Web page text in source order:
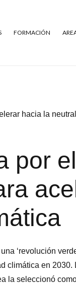
FORMACIÓN
hacia la
por
‘revolución
climática en
la seleccionó